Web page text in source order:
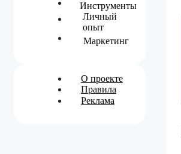
Инструменты
Личный
опыт
Маркетинг
О проекте
Правила
Реклама